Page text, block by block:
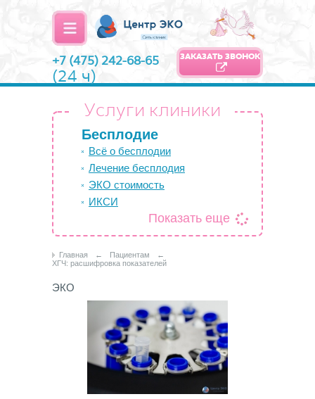
+7 (475) 242-68-65
(24 ч)
ЗАКАЗАТЬ ЗВОНОК
Услуги клиники
Бесплодие
Всё о бесплодии
Лечение бесплодия
ЭКО стоимость
ИКСИ
Показать еще
Главная ← Пациентам
←
ХГЧ: расшифровка показателей
ЭКО